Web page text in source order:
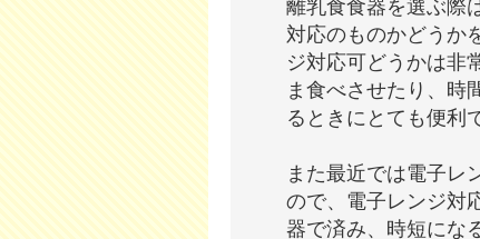
離乳食食器を選ぶ際
対応のものかどうか
ジ対応可どうかは非
ま食べさせたり、時
るときにとても便利
また最近では電子レ
ので、電子レンジ対
器で済み、時短にな